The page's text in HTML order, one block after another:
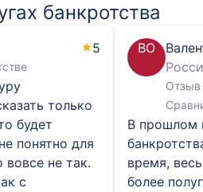
банкротства
5
только
будет
понятно для
вовсе не так.
с
ВО
Отзыв
В прошлом
время,
более